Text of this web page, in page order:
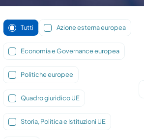
Tutti Azione esterna europea
Economia e Governance europea
Politiche europee
Quadro giuridico UE
Storia, Politica e Istituzioni UE